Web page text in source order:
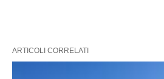
ARTICOLI CORRELATI